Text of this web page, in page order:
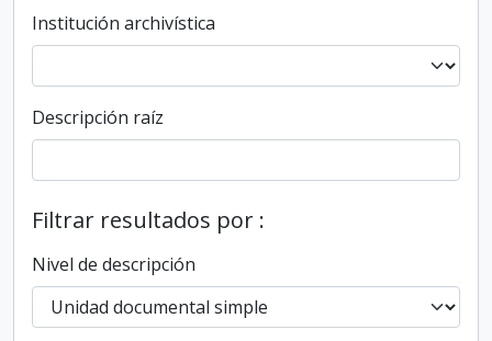
Institución archivística
Descripción raíz
Filtrar resultados por :
Nivel de descripción